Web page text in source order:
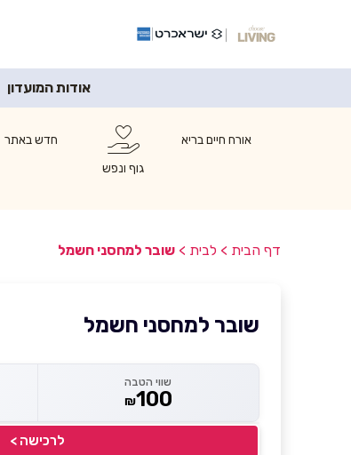
אודות המועדון
אורח חיים בריא
גוף ונפש
חדש באתר
דף הבית > לבית > שובר למחסני חשמל
שובר למחסני חשמל
שווי הטבה
₪100
לרכישה >